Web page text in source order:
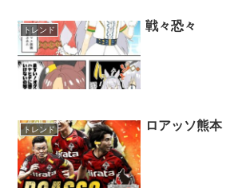
トレンド 戦々恐々
トレンド ロアッソ熊本